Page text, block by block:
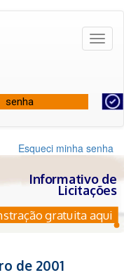
Esqueci minha senha
Informativo de
Licitações
gratuita aqui
de 2001